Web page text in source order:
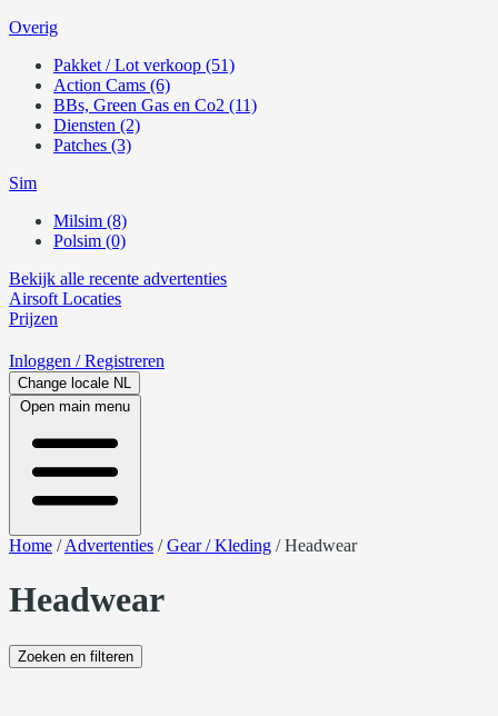
Overig
Pakket / Lot verkoop (51)
Action Cams (6)
BBs, Green Gas en Co2 (11)
Diensten (2)
Patches (3)
Sim
Milsim (8)
Polsim (0)
Bekijk alle recente advertenties
Airsoft Locaties
Prijzen
Inloggen / Registreren
Change locale NL
Open main menu
Home /Advertenties /Gear / Kleding /Headwear
Headwear
Zoeken en filteren